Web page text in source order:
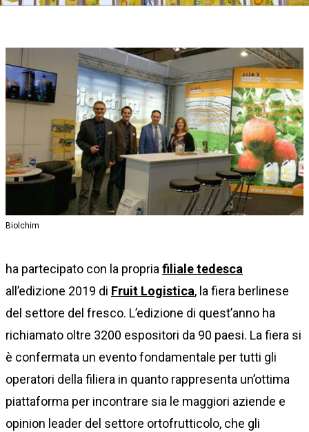
Biolchim
ha partecipato con la propriafiliale tedesca
all’edizione 2019 di Fruit Logistica, la fiera berlinese
del settore del fresco. L’edizione di quest’anno ha
richiamato oltre 3200 espositori da 90 paesi. La fiera si
è confermata un evento fondamentale per tutti gli
operatori della filiera in quanto rappresenta un’ottima
piattaforma per incontrare sia le maggiori aziende e
opinion leader del settore ortofrutticolo, che gli